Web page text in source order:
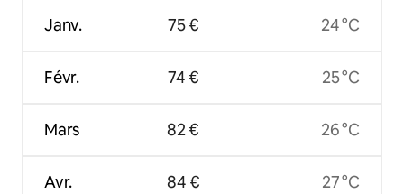
Janv.
Févr.
Mars
Avr.
75 €
74 €
82 €
84 €
24 °C
25 °C
26 °C
27 °C